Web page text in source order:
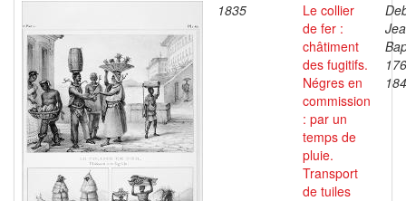
1835
Le collier
de fer :
châtiment
des fugitifs.
Négres en
commission
: par un
temps de
pluie.
Transport
de tuiles